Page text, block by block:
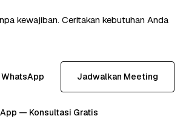
kewajiban. Ceritakan kebutuhan Anda
Jadwalkan Meeting
— Konsultasi Gratis